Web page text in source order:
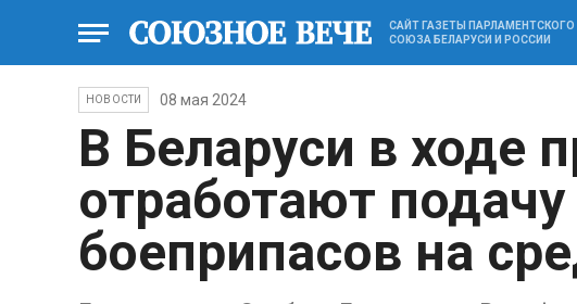
САЙТ ГАЗЕТЫ ПАРЛАМЕНТСКОГО
СОЮЗА БЕЛАРУСИ И РОССИИ
НОВОСТИ 08 мая 2024
В Беларуси в ходе
отработают
боеприпасов на